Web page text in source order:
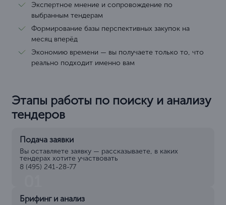
Экспертное мнение и сопровождение по
выбранным тендерам
Формирование базы перспективных закупок на
месяц вперёд
Экономию времени — вы получаете только то, что
реально подходит именно вам
Этапы работы по поиску и анализу
тендеров
Подача заявки
Вы оставляете заявку — рассказываете, в каких
тендерах хотите участвовать
8 (495) 241-28-77
Брифинг и анализ